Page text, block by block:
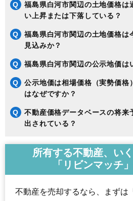
Q
福島県白河市関辺の土地価格は
い上昇または下落している？
Q
福島県白河市関辺の土地価格は
見込みか？
Q 福島県白河市関辺の公示地価は
Q
公示地価は相場価格（実勢価格
はなぜですか？
Q
不動産価格データベースの将来
出されている？
所有する不動産、い
「リビンマッチ
不動産を売却するなら、まずは